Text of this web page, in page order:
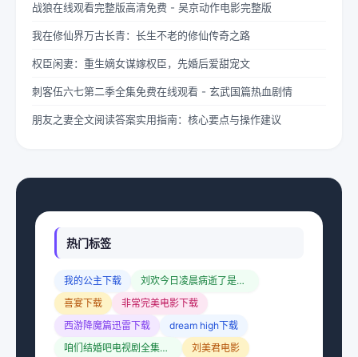
战狼在线观看完整版高清免费 - 吴京动作电影完整版
我在修仙界万古长青：长生不老的修仙传奇之路
权臣闲妻：重生嫡女谋嫁权臣，先婚后爱甜宠文
刺客伍六七第二季全集免费在线观看 - 玄武国篇热血剧情
朋友之妻全文阅读答案实用指南：核心要点与操作建议
热门标签
我的公主下载
刘欢今日凌晨病逝了是真的吗?
喜宴下载
非常完美电影下载
西游降魔篇迅雷下载
dream high下载
咱们结婚吧电视剧全集下载
刘美君电影